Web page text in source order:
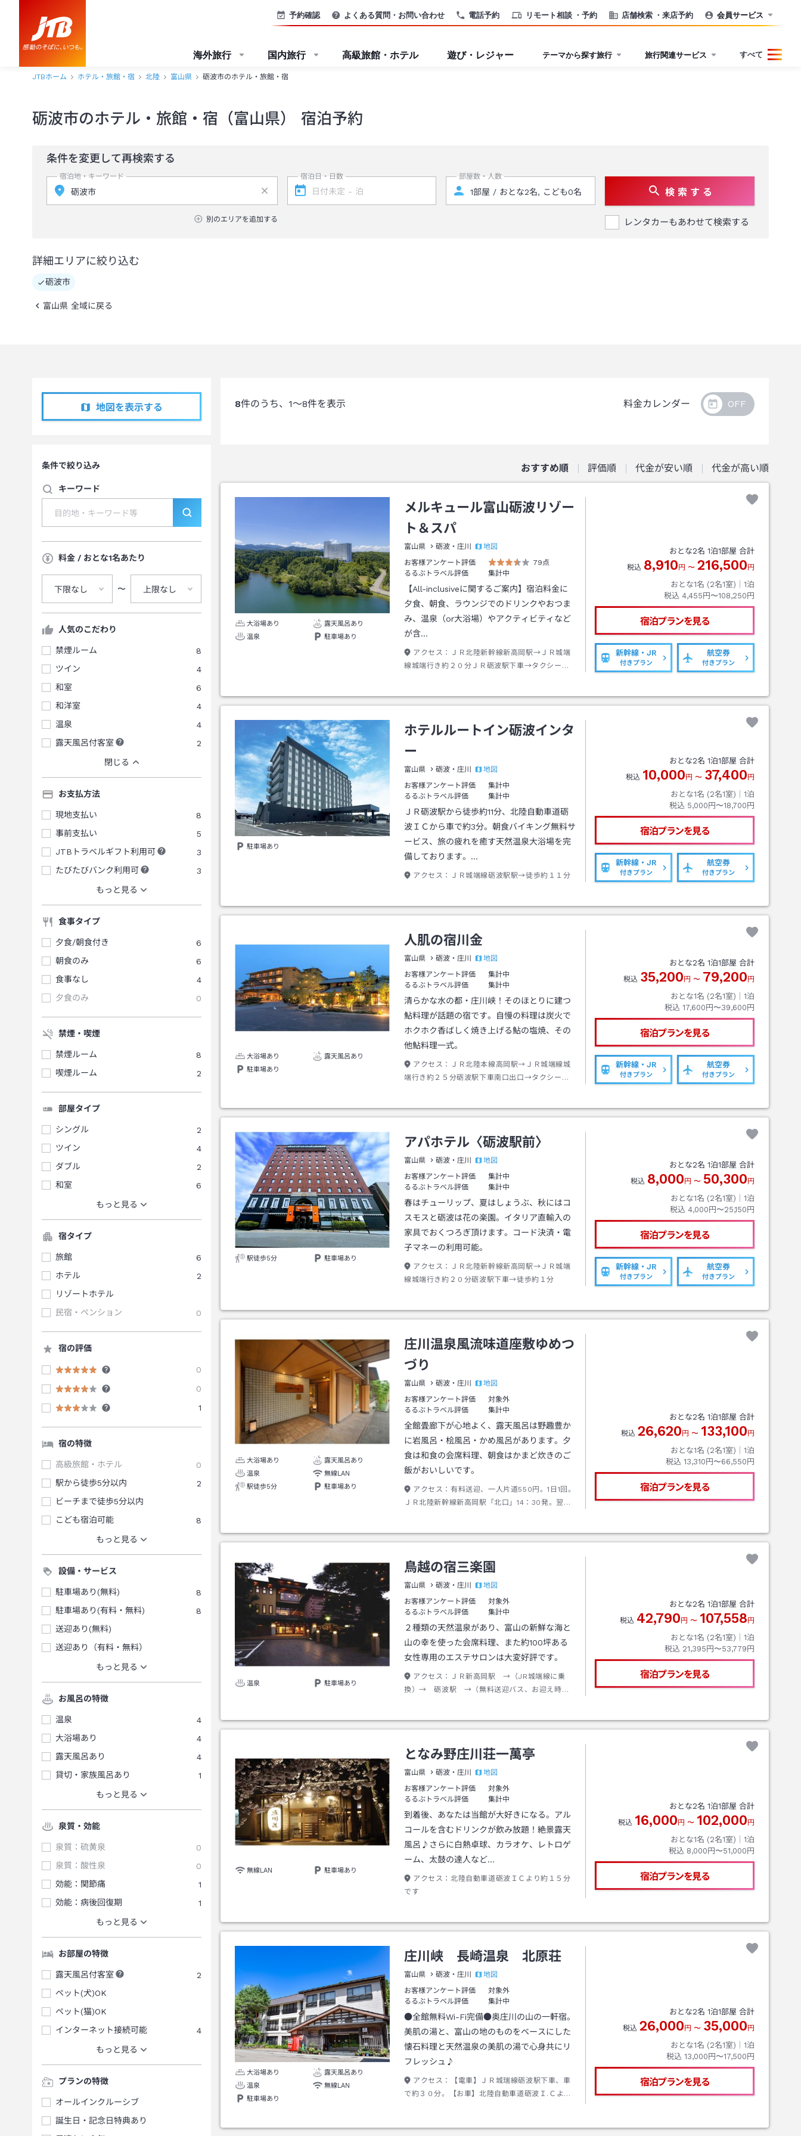
電話予約 リモート相談 ・予約 店舗検索 ・来店予約
予約確認 よくある質問・お問い合わせ 会員サービス
海外旅行 国内旅行 高級旅館・ホテル 遊び・レジャー テーマから探す旅行 旅行関連サービス すべて
JTBホーム ホテル・旅館・宿 北陸 富山県 砺波市のホテル・旅館・宿
砺波市のホテル・旅館・宿（富山県） 宿泊予約
条件を変更して再検索する
宿泊地・キーワード
別のエリアを追加する
宿泊日・日数 部屋数・人数
検 索 す る
レンタカーもあわせて検索する
詳細エリアに絞り込む
砺波市
富山県 全域に戻る
地図を表示する
条件で絞り込み
キーワード
料金 / おとな1名あたり
下限なし 〜 上限なし
人気のこだわり
禁煙ルーム
8
ツイン
4
和室
6
和洋室
4
温泉
4
露天風呂付客室
2
閉じる
お支払方法
現地支払い
8
事前支払い
5
JTBトラベルギフト利用可
3
たびたびバンク利用可
3
もっと見る
食事タイプ
夕食/朝食付き
6
朝食のみ
6
食事なし
4
夕食のみ
0
禁煙・喫煙
禁煙ルーム
8
喫煙ルーム
2
部屋タイプ
シングル
2
ツイン
4
ダブル
2
和室
6
もっと見る
宿タイプ
旅館
6
ホテル
2
リゾートホテル
民宿・ペンション
0
宿の評価
0
0
1
宿の特徴
高級旅館・ホテル
0
駅から徒歩5分以内
2
ビーチまで徒歩5分以内
こども宿泊可能
8
もっと見る
設備・サービス
駐車場あり(無料)
8
駐車場あり(有料・無料)
8
送迎あり(無料)
送迎あり（有料・無料）
もっと見る
お風呂の特徴
温泉
4
大浴場あり
4
露天風呂あり
4
貸切・家族風呂あり
1
もっと見る
泉質・効能
泉質：硫黄泉
0
泉質：酸性泉
0
効能：関節痛
1
効能：病後回復期
1
もっと見る
お部屋の特徴
露天風呂付客室
2
ペット(犬)OK
ペット(猫)OK
インターネット接続可能
4
もっと見る
プランの特徴
オールインクルーシブ
誕生日・記念日特典あり
8件のうち、 1～8件を表示 料金カレンダー
おすすめ順 評価順 代金が安い順 代金が高い順
大浴場あり
露天風呂あり
温泉
駐車場あり
メルキュール富山砺波リゾー
ト＆スパ
富山県 砺波・庄川
地図
お客様アンケート評価
79点
るるぶトラベル評価
集計中
【All-inclusiveに関するご案内】宿泊料金に
夕食、朝食、ラウンジでのドリンクやおつま
み、温泉（or大浴場）やアクティビティなど
が含…
アクセス：
ＪＲ北陸新幹線新高岡駅→ＪＲ城端
線城端行き約２０分ＪＲ砺波駅下車→タクシー約
おとな2名 1泊1部屋 合計
税込 8,910 円 〜 216,500 円
おとな1名 (2名1室)｜ 1泊
税込 4,455円〜108,250円
宿泊プランを見る
新幹線・JR
付きプラン
航空券
付きプラン
駐車場あり
ホテルルートイン砺波インタ
ー
富山県 砺波・庄川
地図
お客様アンケート評価
集計中
るるぶトラベル評価
集計中
ＪＲ砺波駅から徒歩約11分、北陸自動車道砺
波ＩＣから車で約3分。朝食バイキング無料サ
ービス、旅の疲れを癒す天然温泉大浴場を完
備しております。…
アクセス： ＪＲ城端線砺波駅駅→徒歩約１１分
おとな2名 1泊1部屋 合計
税込 10,000 円 〜 37,400 円
おとな1名 (2名1室)｜ 1泊
税込 5,000円〜18,700円
宿泊プランを見る
新幹線・JR
付きプラン
航空券
付きプラン
大浴場あり
露天風呂あり
駐車場あり
人肌の宿川金
富山県 砺波・庄川
地図
お客様アンケート評価
集計中
るるぶトラベル評価
集計中
清らかな水の都・庄川峡！そのほとりに建つ
鮎料理が話題の宿です。自慢の料理は炭火で
ホクホク香ばしく焼き上げる鮎の塩焼、その
他鮎料理一式。
アクセス：
ＪＲ北陸本線高岡駅→ＪＲ城端線城
端行き約２５分砺波駅下車南口出口→タクシー約
おとな2名 1泊1部屋 合計
税込 35,200 円 〜 79,200 円
おとな1名 (2名1室)｜ 1泊
税込 17,600円〜39,600円
宿泊プランを見る
新幹線・JR
付きプラン
航空券
付きプラン
駅徒歩5分 駐車場あり
アパホテル〈砺波駅前〉
富山県 砺波・庄川
地図
お客様アンケート評価
集計中
るるぶトラベル評価
集計中
春はチューリップ、夏はしょうぶ、秋にはコ
スモスと砺波は花の楽園。イタリア直輸入の
家具でおくつろぎ頂けます。コード決済・電
子マネーの利用可能。
アクセス：
ＪＲ北陸新幹線新高岡駅→ＪＲ城端
線城端行き約２０分砺波駅下車→徒歩約１分
おとな2名 1泊1部屋 合計
税込 8,000 円 〜 50,300 円
おとな1名 (2名1室)｜ 1泊
税込 4,000円〜25,150円
宿泊プランを見る
新幹線・JR
付きプラン
航空券
付きプラン
大浴場あり
露天風呂あり
温泉
無線LAN
駅徒歩5分
駐車場あり
庄川温泉風流味道座敷ゆめつ
づり
富山県 砺波・庄川
地図
お客様アンケート評価
対象外
るるぶトラベル評価
集計中
全館畳廊下が心地よく、露天風呂は野趣豊か
に岩風呂・桧風呂・かめ風呂があります。夕
食は和食の会席料理、朝食はかまど炊きのご
飯がおいしいです。
アクセス： 有料送迎、一人片道550円。1日1回。
ＪＲ北陸新幹線新高岡駅「北口」14：30発。翌日
はご乗車いただけません。
おとな2名 1泊1部屋 合計
税込 26,620 円 〜 133,100 円
おとな1名 (2名1室)｜ 1泊
税込 13,310円〜66,550円
宿泊プランを見る
温泉 駐車場あり
鳥越の宿三楽園
富山県 砺波・庄川
地図
お客様アンケート評価
対象外
るるぶトラベル評価
集計中
２種類の天然温泉があり、富山の新鮮な海と
山の幸を使った会席料理、また約100坪ある
女性専用のエステサロンは大変好評です。
アクセス：
ＪＲ新高岡駅 →（JR城端線に乗
換）→ 砺波駅 →（無料送迎バス、お迎え時刻
おとな2名 1泊1部屋 合計
税込 42,790 円 〜 107,558 円
おとな1名 (2名1室)｜ 1泊
税込 21,395円〜53,779円
宿泊プランを見る
無線LAN 駐車場あり
となみ野庄川荘一萬亭
富山県 砺波・庄川
地図
お客様アンケート評価
対象外
るるぶトラベル評価
集計中
到着後、あなたは当館が大好きになる。アル
コールを含むドリンクが飲み放題！絶景露天
風呂♪さらに白熱卓球、カラオケ、レトロゲ
ーム、太鼓の達人など…
アクセス： 北陸自動車道砺波ＩＣより約１５分
です
おとな2名 1泊1部屋 合計
税込 16,000 円 〜 102,000 円
おとな1名 (2名1室)｜ 1泊
税込 8,000円〜51,000円
宿泊プランを見る
大浴場あり
露天風呂あり
温泉
無線LAN
駐車場あり
庄川峡 長崎温泉 北原荘
富山県 砺波・庄川
地図
お客様アンケート評価
対象外
るるぶトラベル評価
集計中
●全館無料Wi-Fi完備●奥庄川の山の一軒宿。
美肌の湯と、富山の地のものをベースにした
懐石料理と天然温泉の美肌の湯で心身共にリ
フレッシュ♪
アクセス：
【電車】ＪＲ城瑞線砺波駅下車、車
で約３０分。【お車】北陸自動車道砺波Ｉ.Ｃより
おとな2名 1泊1部屋 合計
税込 26,000 円 〜 35,000 円
おとな1名 (2名1室)｜ 1泊
税込 13,000円〜17,500円
宿泊プランを見る